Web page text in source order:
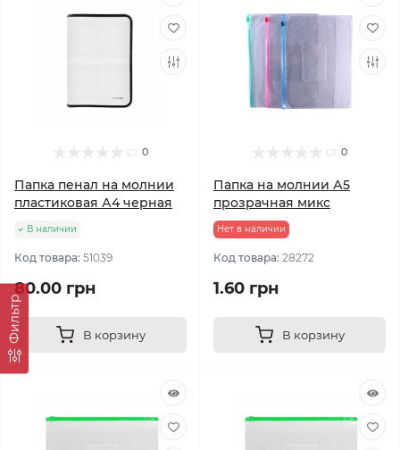
Фильтр
0
Папка пенал на молнии
пластиковая А4 черная
В наличии
Код товара: 51039
80.00 грн
В корзину
0
Папка на молнии А5
прозрачная микс
Нет в наличии
Код товара: 28272
1.60 грн
В корзину